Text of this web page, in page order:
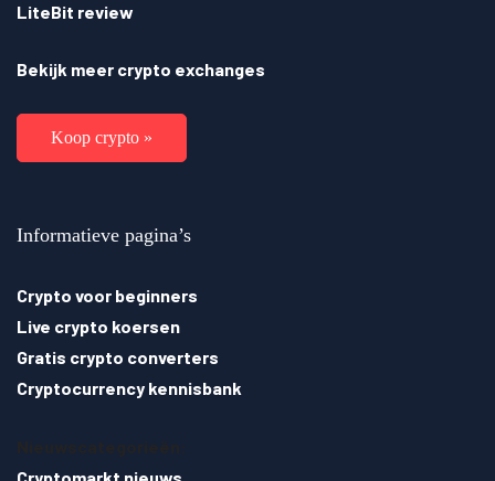
LiteBit review
Bekijk meer crypto exchanges
Koop crypto »
Informatieve pagina’s
Crypto voor beginners
Live crypto koersen
Gratis crypto converters
Cryptocurrency kennisbank